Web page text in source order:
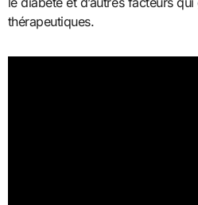
thérapeutiques.